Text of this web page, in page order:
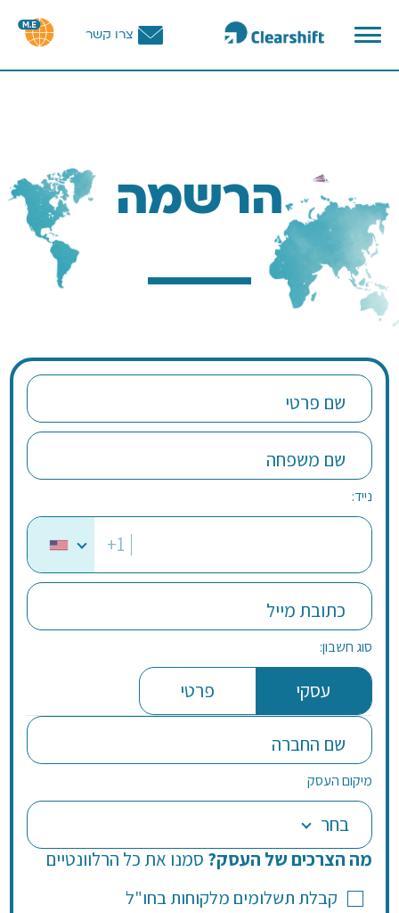
פתח
תפריט
צרו קשר
הרשמה
שם פרטי
שם משפחה
נייד:
+1
כתובת מייל
סוג חשבון:
עסקי פרטי
שם החברה
מיקום העסק
בחר
מה הצרכים של העסק? סמנו את כל הרלוונטיים
קבלת תשלומים מלקוחות בחו"ל